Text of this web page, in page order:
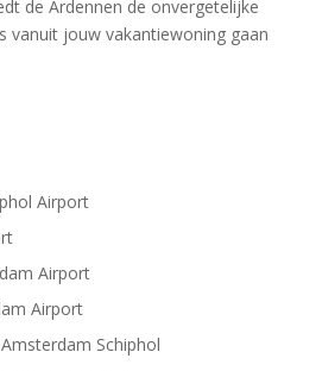
de Ardennen de onvergetelijke
vanuit jouw vakantiewoning gaan
Airport
Airport
Airport
Schiphol